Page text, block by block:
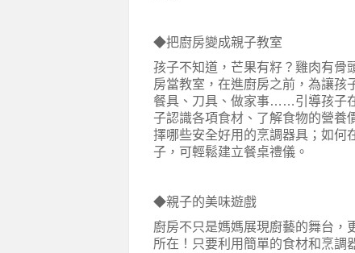
◆把廚房變成親子教室
孩子不知道，芒果有籽？雞肉有骨
房當教室，在進廚房之前，為讓孩
餐具、刀具、做家事……引導孩子
子認識各項食材、了解食物的營養
擇哪些安全好用的烹調器具；如何
子，可輕鬆建立餐桌禮儀。
◆親子的美味遊戲
廚房不只是媽媽展現廚藝的舞台，
所在！只要利用簡單的食材和烹調